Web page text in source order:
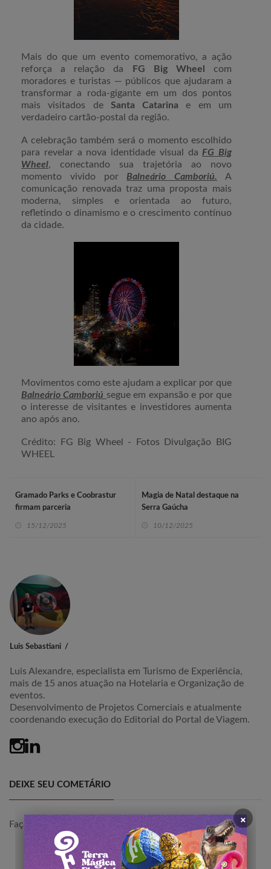
Mais do que um evento comemorativo, a ação
reforça a relação da
FG Big Wheel
com
moradores e turistas — públicos que ajudaram a
transformar a roda-gigante em um dos pontos
mais visitados de Santa Catarinae em um
verdadeiro cartão-postal da região.
A celebração também será o momento escolhido
para revelar a nova identidade visual da FG Big
Wheel, conectando sua trajetória ao novo
momento vivido por Balneário Camboriú. A
comunicação renovada traz uma proposta mais
moderna, simples e orientada ao futuro,
refletindo o dinamismo e o crescimento contínuo
da cidade.
Movimentos como este ajudam a explicar por que
Balneário Camboriú segue em expansão e por que
o interesse de visitantes e investidores aumenta
ano após ano.
Crédito:
FG Big Wheel - Fotos Divulgação BIG
WHEEL
Gramado Parks e Coobrastur
firmam parceria
15/12/2025
Magia de Natal destaque na
Serra Gaúcha
10/12/2025
Luis Sebastiani
Luis Alexandre, especialista em Turismo de Experiência,
mais de 15 anos atuação na Hotelaria e Organização de
eventos.
Desenvolvimento de Projetos Comerciais e atualmente
coordenando execução do Editorial do Portal de Viagem.
DEIXE SEU COMETÁRIO
Faça para comentar a publicação. ×